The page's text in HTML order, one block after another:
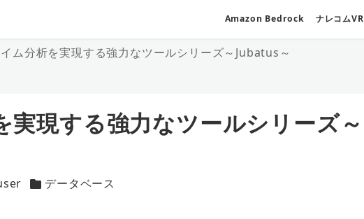
Amazon Bedrock ナレコムVR
ム分析を実現する強力なツールシリーズ～Jubatus～
実現する強力なツールシリーズ～
カテゴリー
データベース